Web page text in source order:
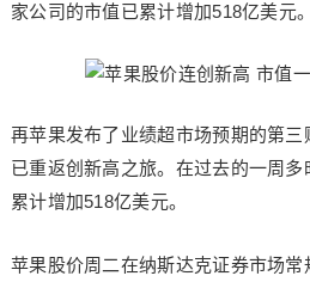
家公司的市值已累计增加518亿美元。
再苹果发布了业绩超市场预期的第
已重返创新高之旅。在过去的一周
累计增加518亿美元。
苹果股价周二在纳斯达克证券市场